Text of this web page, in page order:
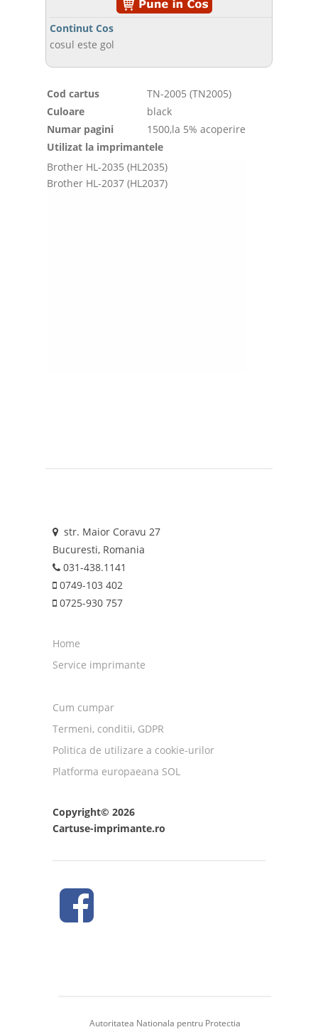
Continut Cos
cosul este gol
Cod cartus
TN-2005 (TN2005)
Culoare
black
Numar pagini
1500,la 5% acoperire
Utilizat la imprimantele
Brother HL-2035 (HL2035)
Brother HL-2037 (HL2037)
str. Maior Coravu 27
Bucuresti, Romania
031-438.1141
0749-103 402
0725-930 757
Home
Service imprimante
Cum cumpar
Termeni, conditii, GDPR
Politica de utilizare a cookie-urilor
Platforma europaeana SOL
Copyright© 2026
Cartuse-imprimante.ro
Autoritatea Nationala pentru Protectia